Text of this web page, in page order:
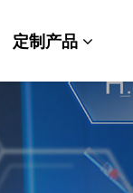
定制产品
纳米材料定制
PEG衍生物